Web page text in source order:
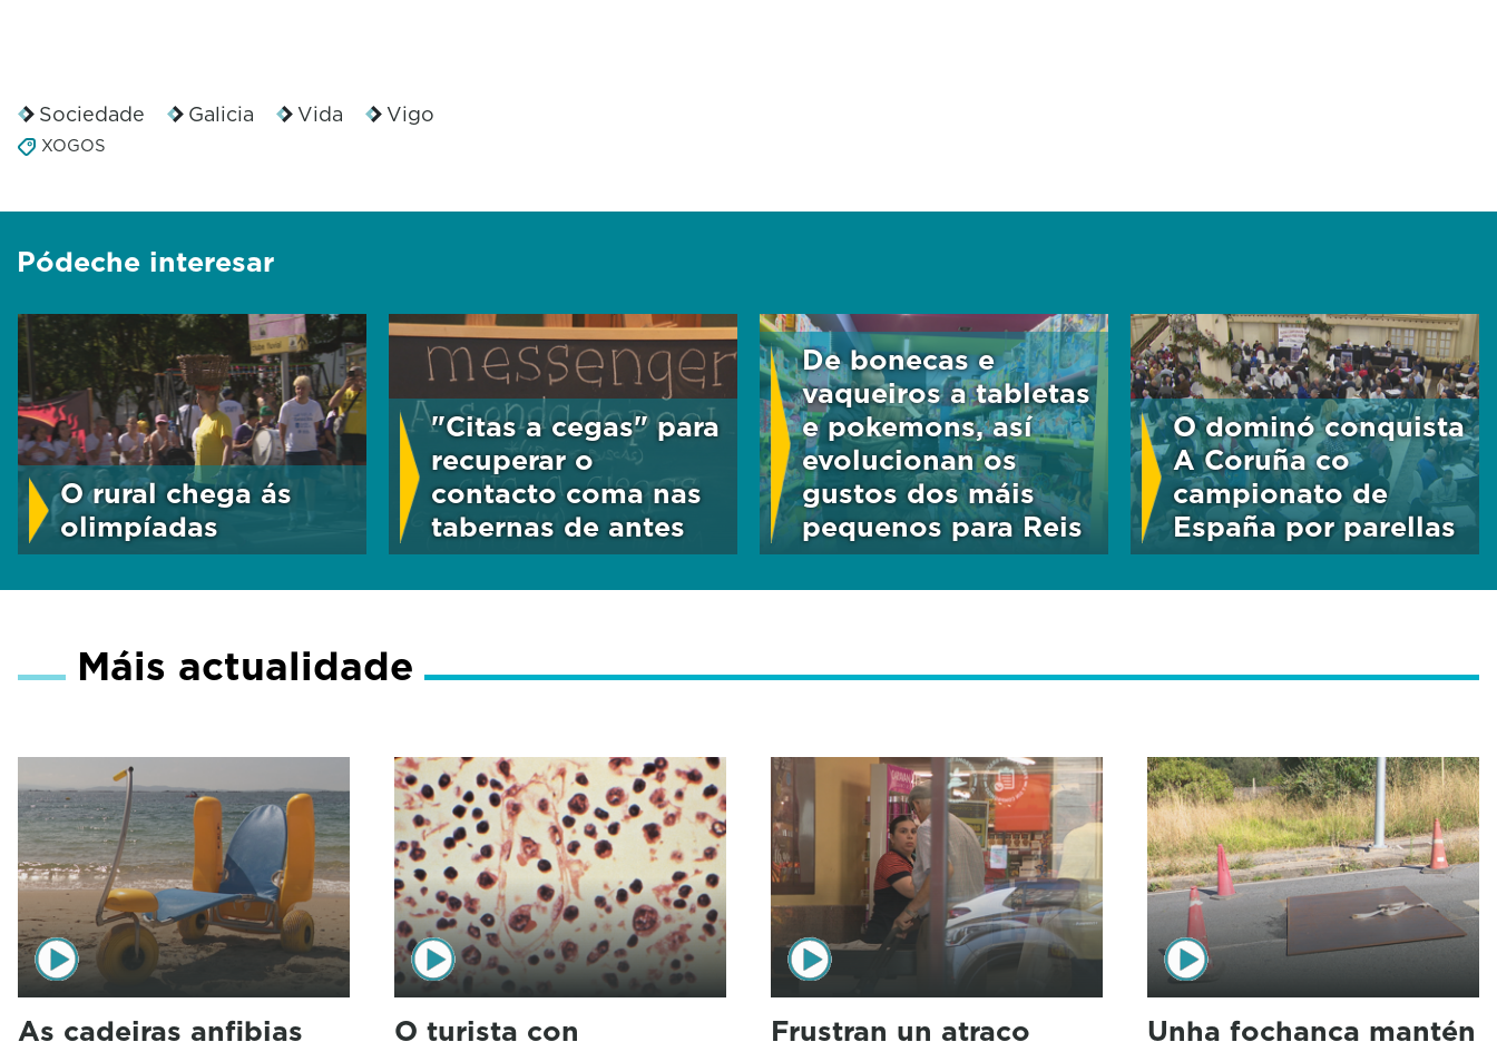
Sociedade Galicia Vida Vigo
XOGOS
Pódeche interesar
O rural chega ás
olimpíadas
"Citas a cegas" para
recuperar o
contacto coma nas
tabernas de antes
De bonecas e
vaqueiros a tabletas
e pokemons, así
evolucionan os
gustos dos máis
pequenos para Reis
O dominó conquista
A Coruña co
campionato de
España por parellas
Máis actualidade
As cadeiras anfibias
O turista con
Frustran un atraco
Unha fochanca mantén